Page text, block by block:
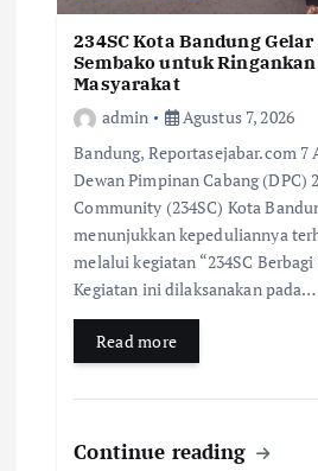
234SC Kota Bandung
Sembako untuk Ringankan
Masyarakat
admin
Agustus 7, 2026
Bandung, Reportasejabar.com 7
Dewan Pimpinan Cabang (DPC)
Community (234SC) Kota
menunjukkan kepeduliannya
melalui kegiatan “234SC Berbagi
Kegiatan ini dilaksanakan pada…
Read more
Continue reading